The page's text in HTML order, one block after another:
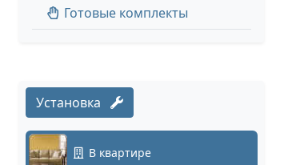
Готовые комплекты
Установка
В квартире